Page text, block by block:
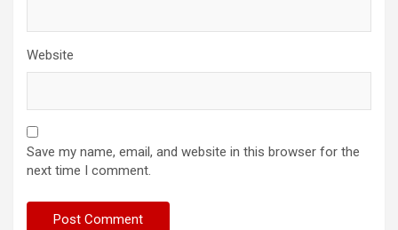
Website
Save my name, email, and website in this browser for the
next time I comment.